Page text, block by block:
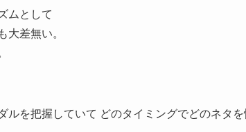
ムとして
大差無い。
ルを把握していて どのタイミングでどのネタ